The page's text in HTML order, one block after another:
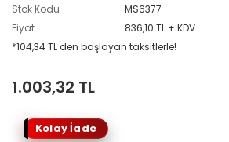
Stok Kodu
MS6377
Fiyat
836,10 TL + KDV
*104,34 TL den başlayan taksitlerle!
1.003,32 TL
Kolay İade